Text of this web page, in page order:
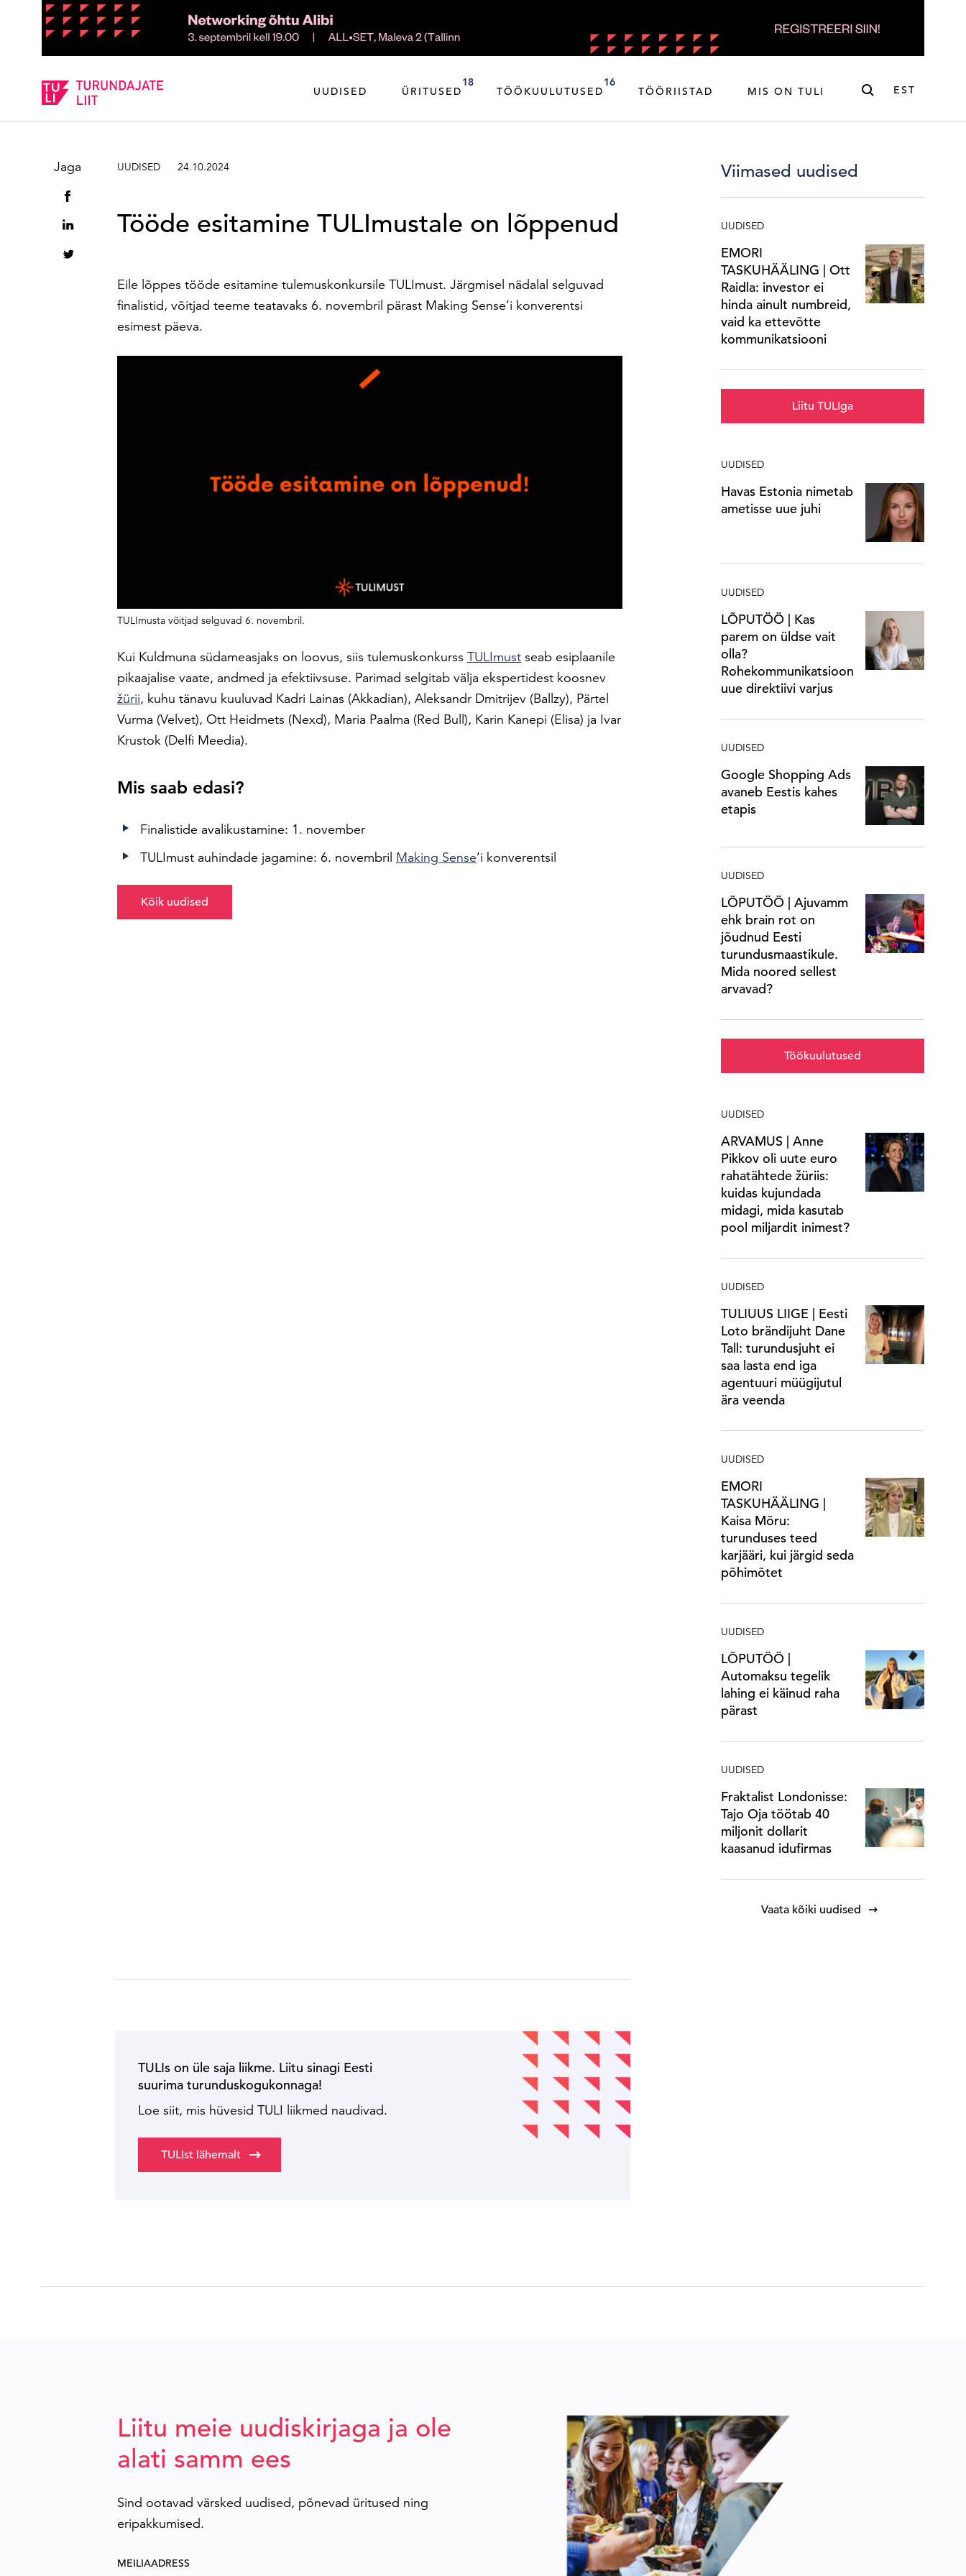
UUDISED ÜRITUSED
18
TÖÖKUULUTUSED
16
TÖÖRIISTAD MIS ON TULI EST
Sisesta märksõna Otsi
UUDISED 24.10.2024
Tööde esitamine TULImustale on lõppenud
Eile lõppes tööde esitamine tulemuskonkursile TULImust. Järgmisel nädalal selguvad
finalistid, võitjad teeme teatavaks 6. novembril pärast Making Sense’i konverentsi
esimest päeva.
TULImusta võitjad selguvad 6. novembril.
Kui Kuldmuna südameasjaks on loovus, siis tulemuskonkurss TULImustseab esiplaanile
pikaajalise vaate, andmed ja efektiivsuse. Parimad selgitab välja ekspertidest koosnev
žürii, kuhu tänavu kuuluvad Kadri Lainas (Akkadian), Aleksandr Dmitrijev (Ballzy), Pärtel
Vurma (Velvet), Ott Heidmets (Nexd), Maria Paalma (Red Bull), Karin Kanepi (Elisa) ja Ivar
Krustok (Delfi Meedia).
Mis saab edasi?
Finalistide avalikustamine: 1. november
TULImust auhindade jagamine: 6. novembril Making Sense’i konverentsil
Kõik uudised
Jaga Viimased uudised
UUDISED
EMORI
TASKUHÄÄLING | Ott
Raidla: investor ei
hinda ainult numbreid,
vaid ka ettevõtte
kommunikatsiooni
Liitu TULIga
UUDISED
Havas Estonia nimetab
ametisse uue juhi
UUDISED
LÕPUTÖÖ | Kas
parem on üldse vait
olla?
Rohekommunikatsioon
uue direktiivi varjus
UUDISED
Google Shopping Ads
avaneb Eestis kahes
etapis
UUDISED
LÕPUTÖÖ | Ajuvamm
ehk brain rot on
jõudnud Eesti
turundusmaastikule.
Mida noored sellest
arvavad?
Töökuulutused
UUDISED
ARVAMUS | Anne
Pikkov oli uute euro
rahatähtede žüriis:
kuidas kujundada
midagi, mida kasutab
pool miljardit inimest?
UUDISED
TULIUUS LIIGE | Eesti
Loto brändijuht Dane
Tall: turundusjuht ei
saa lasta end iga
agentuuri müügijutul
ära veenda
UUDISED
EMORI
TASKUHÄÄLING |
Kaisa Mõru:
turunduses teed
karjääri, kui järgid seda
põhimõtet
UUDISED
LÕPUTÖÖ |
Automaksu tegelik
lahing ei käinud raha
pärast
UUDISED
Fraktalist Londonisse:
Tajo Oja töötab 40
miljonit dollarit
kaasanud idufirmas
Vaata kõiki uudised
TULIs on üle saja liikme. Liitu sinagi Eesti
suurima turunduskogukonnaga!
Loe siit, mis hüvesid TULI liikmed naudivad.
TULIst lähemalt
Liitu meie uudiskirjaga ja ole
alati samm ees
Sind ootavad värsked uudised, põnevad üritused ning
eripakkumised.
MEILIAADRESS